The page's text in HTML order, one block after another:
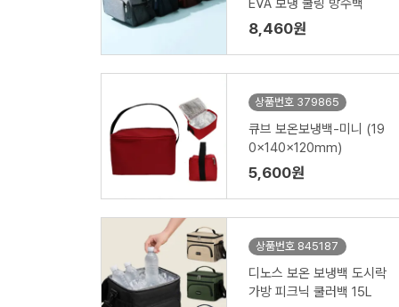
EVA 보냉 쿨링 방수백
8,460원
상품번호 379865
큐브 보온보냉백-미니 (19
0x140x120mm)
5,600원
상품번호 845187
디노스 보온 보냉백 도시락
가방 피크닉 쿨러백 15L